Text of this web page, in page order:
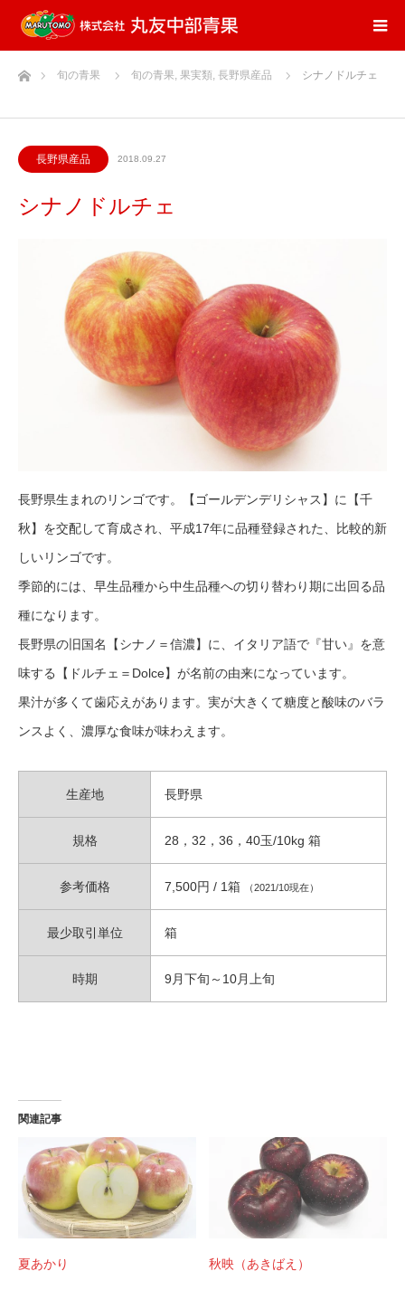
ホーム旬の青果 旬の青果, 果実類, 長野県産品 シナノドルチェ
長野県産品 2018.09.27
シナノドルチェ
長野県生まれのリンゴです。【ゴールデンデリシャス】に【千
秋】を交配して育成され、平成17年に品種登録された、比較的新
しいリンゴです。
季節的には、早生品種から中生品種への切り替わり期に出回る品
種になります。
長野県の旧国名【シナノ＝信濃】に、イタリア語で『甘い』を意
味する【ドルチェ＝Dolce】が名前の由来になっています。
果汁が多くて歯応えがあります。実が大きくて糖度と酸味のバラ
ンスよく、濃厚な食味が味わえます。
生産地 長野県
規格 28，32，36，40玉/10kg 箱
参考価格 7,500円 / 1箱 （2021/10現在）
最少取引単位 箱
時期 9月下旬～10月上旬
関連記事
夏あかり 秋映（あきばえ）